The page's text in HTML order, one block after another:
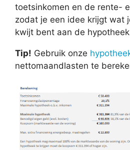
toetsinkomen en de rente-
zodat je een idee krijgt wat
kwijt bent aan de
Tip! Gebruik onze
nettomaandlasten te